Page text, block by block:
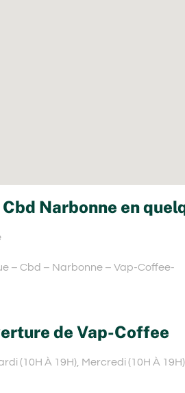
Narbonne en
– Cbd – Narbonne – Vap-Coffee-
de Vap-Coffee
(10H À 19H), Mercredi (10H À